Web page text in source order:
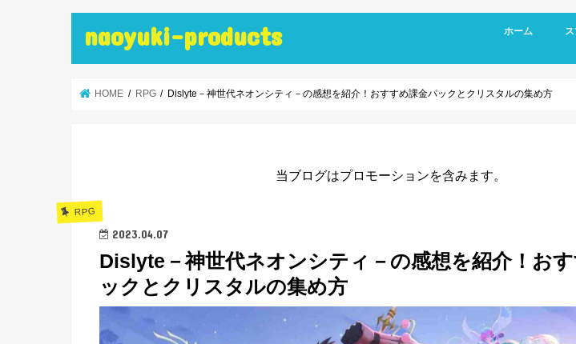
naoyuki-products ホーム
ア
シ
パ
ス
リ
HOME RPG Dislyte－神世代ネオンシティ－の感想を紹介！おすすめ課金パックとクリスタルの集め方
当ブログはプロモーションを含みます。
RPG
2023.04.07
Dislyte－神世代ネオンシティ－の感想を紹介！お
ックとクリスタルの集め方